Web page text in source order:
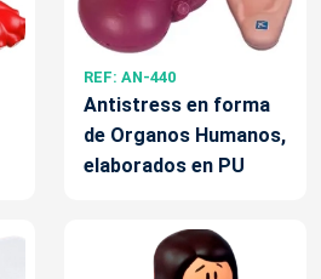
REF: AN-440
Antistress en forma
de Organos Humanos,
elaborados en PU